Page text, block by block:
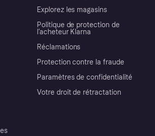
Explorez les magasins
Politique de protection de
l’acheteur Klarna
Réclamations
Protection contre la fraude
Paramètres de confidentialité
Votre droit de rétractation